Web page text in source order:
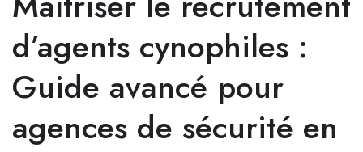
d’agents cynophiles :
Guide avancé pour
agences de sécurité en